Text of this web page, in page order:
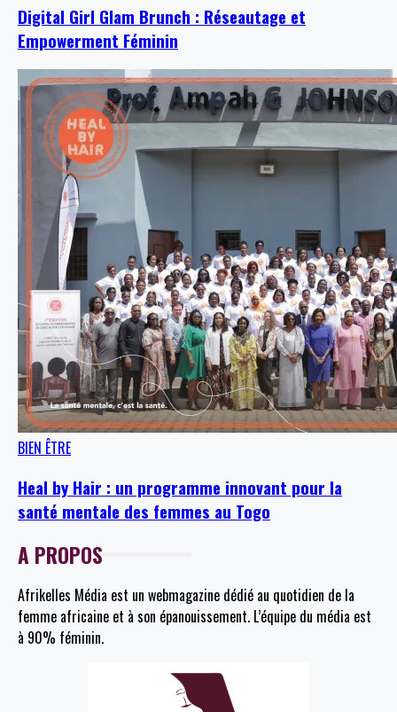
Digital Girl Glam Brunch : Réseautage et
Empowerment Féminin
BIEN ÊTRE
Heal by Hair : un programme innovant pour la
santé mentale des femmes au Togo
A PROPOS
Afrikelles Média est un webmagazine dédié au quotidien de la
femme africaine et à son épanouissement. L’équipe du média est
à 90% féminin.